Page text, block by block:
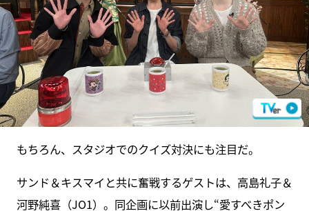
もちろん、スタジオでのクイズ対決にも注目だ。
サンド＆キスマイと共に奮戦するゲストは、高島礼子＆
河野純喜（JO1）。同企画に以前出演し“愛すべきポン